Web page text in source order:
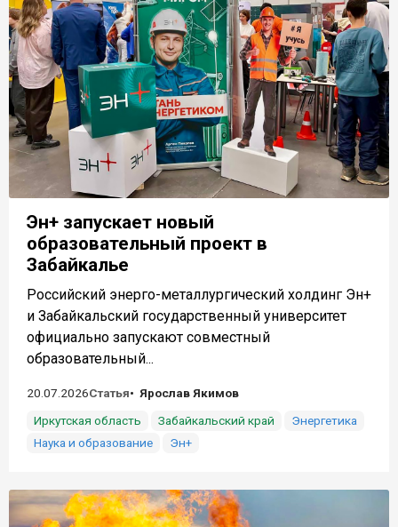
Эн+ запускает новый
образовательный проект в
Забайкалье
Российский энерго-металлургический холдинг Эн+
и Забайкальский государственный университет
официально запускают совместный
образовательный...
20.07.2026Статья
Ярослав Якимов
Иркутская область
Забайкальский край
Энергетика
Наука и образование
Эн+